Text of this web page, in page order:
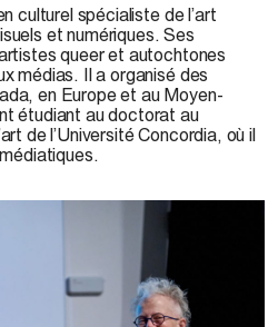
culturel spécialiste de l’art
et numériques. Ses
queer et autochtones
médias. Il a organisé des
en Europe et au Moyen-
étudiant au doctorat au
de l’Université Concordia, où il